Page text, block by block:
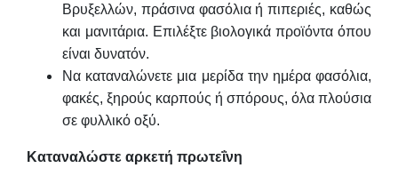
Βρυξελλών, πράσινα φασόλια ή πιπεριές, καθώς
και μανιτάρια. Επιλέξτε βιολογικά προϊόντα όπου
είναι δυνατόν.
Να καταναλώνετε μια μερίδα την ημέρα φασόλια,
φακές, ξηρούς καρπούς ή σπόρους, όλα πλούσια
σε φυλλικό οξύ.
Καταναλώστε αρκετή πρωτεΐνη